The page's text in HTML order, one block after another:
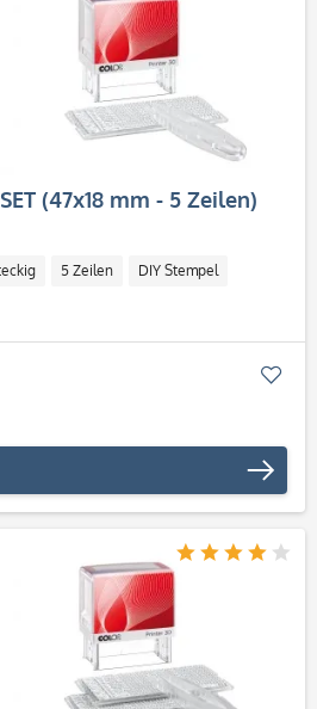
(47x18 mm - 5 Zeilen)
5 Zeilen DIY Stempel